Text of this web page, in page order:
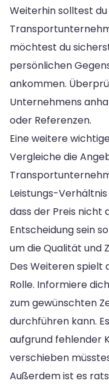
Weiterhin solltest
möchtest du
persönlichen
ankommen.
Unternehmens
oder Referenzen.
Eine weitere
Vergleiche die
Leistungs-
dass der Preis nicht
Entscheidung sein
um die Qualität und
Des Weiteren spielt
Rolle. Informiere
zum gewünschten
durchführen kann.
aufgrund fehlender
verschieben
Außerdem ist es